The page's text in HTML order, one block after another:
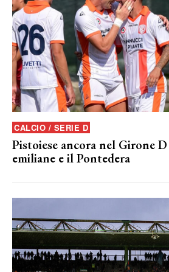
CALCIO / SERIE D
Pistoiese ancora nel Girone
emiliane e il Pontedera